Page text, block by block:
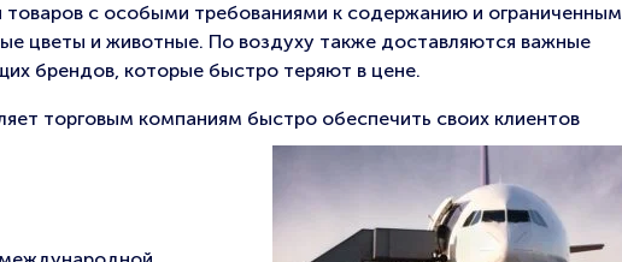
с особыми требованиями к содержанию и ограниченным
цветы и животные. По воздуху также доставляются важные
брендов, которые быстро теряют в цене.
торговым компаниям быстро обеспечить своих клиентов